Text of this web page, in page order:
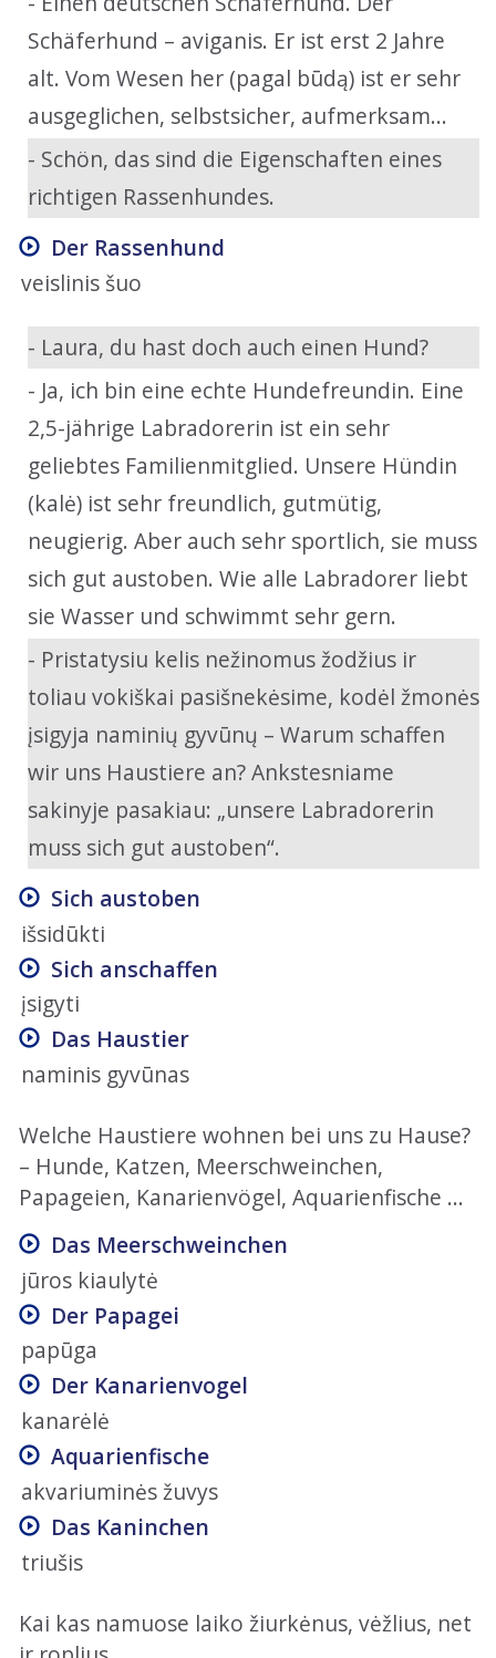
Schäferhund – aviganis. Er ist erst 2 Jahre
alt. Vom Wesen her (pagal būdą) ist er sehr
ausgeglichen, selbstsicher, aufmerksam...
- Schön, das sind die Eigenschaften eines
richtigen Rassenhundes.
Der Rassenhund
veislinis šuo
- Laura, du hast doch auch einen Hund?
- Ja, ich bin eine echte Hundefreundin. Eine
2,5-jährige Labradorerin ist ein sehr
geliebtes Familienmitglied. Unsere Hündin
(kalė) ist sehr freundlich, gutmütig,
neugierig. Aber auch sehr sportlich, sie muss
sich gut austoben. Wie alle Labradorer liebt
sie Wasser und schwimmt sehr gern.
- Pristatysiu kelis nežinomus žodžius ir
toliau vokiškai pasišnekėsime, kodėl žmonės
įsigyja naminių gyvūnų – Warum schaffen
wir uns Haustiere an? Ankstesniame
sakinyje pasakiau: „unsere Labradorerin
muss sich gut austoben“.
Sich austoben
išsidūkti
Sich anschaffen
įsigyti
Das Haustier
naminis gyvūnas
Welche Haustiere wohnen bei uns zu Hause?
– Hunde, Katzen, Meerschweinchen,
Papageien, Kanarienvögel, Aquarienfische ...
Das Meerschweinchen
jūros kiaulytė
Der Papagei
papūga
Der Kanarienvogel
kanarėlė
Aquarienfische
akvariuminės žuvys
Das Kaninchen
triušis
Kai kas namuose laiko žiurkėnus, vėžlius, net